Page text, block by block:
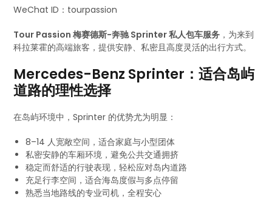
WeChat ID：tourpassion
Tour Passion 梅赛德斯-奔驰 Sprinter 私人包车服务 ，为来到
科拉莱霍的高端旅客，提供安静、私密且高度灵活的出行方式。
Mercedes-Benz Sprinter：适合岛屿
道路的理性选择
在岛屿环境中，Sprinter 的优势尤为明显：
8–14 人宽敞空间，适合家庭与小型团体
私密安静的车厢环境，避免公共交通拥挤
稳定而舒适的行驶表现，轻松应对岛内道路
充足行李空间，适合海岛度假与多点停留
熟悉当地路线的专业司机，全程安心